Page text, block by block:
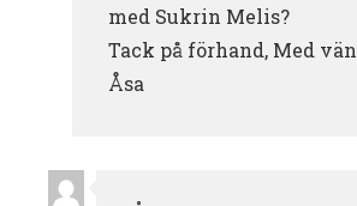
med Sukrin Melis?
Tack på förhand, Med
Åsa